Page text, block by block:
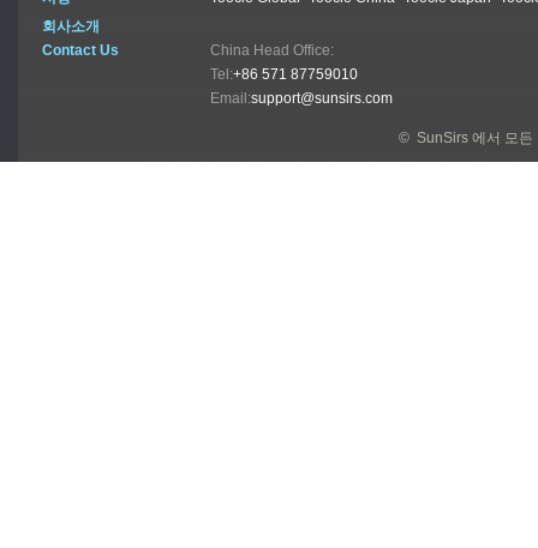
회사소개
Contact Us
China Head Office:
Tel:+86 571 87759010
Email:support@sunsirs.com
© SunSirs 에서 모